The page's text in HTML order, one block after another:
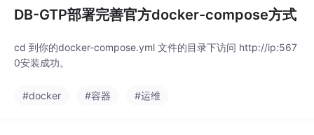
用于B2C商城，O2O外
卖，社区超市，生鲜
【带配套骑手端配送系
统】。使用Java开发,S
pringBoot 2.1.x框架，
架、Redis作为缓存、M
DB-GTP部署完善官方docker-compose方式
cd 到你的docker-compose.yml 文件的目录下访问 http://ip:567
0安装成功。
#docker #容器 #运维